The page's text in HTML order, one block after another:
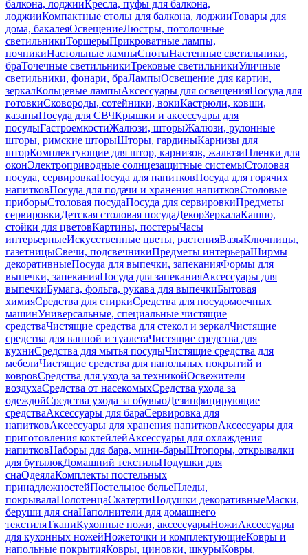
балкона, лоджииКресла, пуфы для балкона,
лоджииКомпактные столы для балкона, лоджииТовары для
дома, бакалеяОсвещениеЛюстры, потолочные
светильникиТоршерыПрикроватные лампы,
ночникиНастольные лампыСпотыНастенные светильники,
браТочечные светильникиТрековые светильникиУличные
светильники, фонари, браЛампыОсвещение для картин,
зеркалКольцевые лампыАксессуары для освещенияПосуда для
готовкиСковороды, сотейники, вокиКастрюли, ковши,
казаныПосуда для СВЧКрышки и аксессуары для
посудыГастроемкостиЖалюзи, шторыЖалюзи, рулонные
шторы, римские шторыШторы, гардиныКарнизы для
шторКомплектующие для штор, карнизов, жалюзиПленки для
оконЭлектроприводные солнцезащитные системыСтоловая
посуда, сервировкаПосуда для напитковПосуда для горячих
напитковПосуда для подачи и хранения напитковСтоловые
приборыСтоловая посудаПосуда для сервировкиПредметы
сервировкиДетская столовая посудаДекорЗеркалаКашпо,
стойки для цветовКартины, постерыЧасы
интерьерныеИскусственные цветы, растенияВазыКлючницы,
газетницыСвечи, подсвечникиПредметы интерьераШирмы
декоративныеПосуда для выпечки, запеканияФормы для
выпечки, запеканияПосуда для запеканияАксессуары для
выпечкиБумага, фольга, рукава для выпечкиБытовая
химияСредства для стиркиСредства для посудомоечных
машинУниверсальные, специальные чистящие
средстваЧистящие средства для стекол и зеркалЧистящие
средства для ванной и туалетаЧистящие средства для
кухниСредства для мытья посудыЧистящие средства для
мебелиЧистящие средства для напольных покрытий и
ковровСредства для ухода за техникойОсвежители
воздухаСредства от насекомыхСредства ухода за
одеждойСредства ухода за обувьюДезинфицирующие
средстваАксессуары для бараСервировка для
напитковАксессуары для хранения напитковАксессуары для
приготовления коктейлейАксессуары для охлаждения
напитковНаборы для бара, мини-барыШтопоры, открывалки
для бутылокДомашний текстильПодушки для
снаОдеялаКомплекты постельных
принадлежностейПостельное бельеПледы,
покрывалаПолотенцаСкатертиПодушки декоративныеМаски,
беруши для снаНаполнители для домашнего
текстиляТканиКухонные ножи, аксессуарыНожиАксессуары
для кухонных ножейНожеточки и комплектующиеКовры и
напольные покрытияКовры, циновки, шкурыКовры,